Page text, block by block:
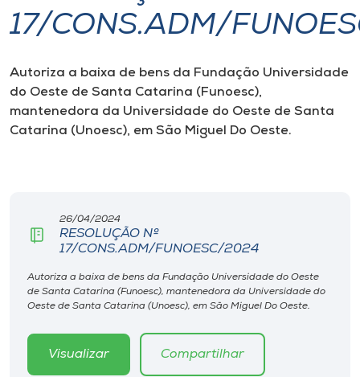
I.nova
Diplomados
Cultura
Biblioteca
Editora
Museu
17/CONS.ADM/
Autoriza a baixa de bens da Fundação Universidade
do Oeste de Santa Catarina (Funoesc),
mantenedora da Universidade do Oeste de Santa
Catarina (Unoesc), em São Miguel Do Oeste.
26/04/2024
RESOLUÇÃO Nº
17/CONS.ADM/FUNOESC/2024
Autoriza a baixa de bens da Fundação Universidade do Oeste
de Santa Catarina (Funoesc), mantenedora da Universidade do
Oeste de Santa Catarina (Unoesc), em São Miguel Do Oeste.
Visualizar Compartilhar